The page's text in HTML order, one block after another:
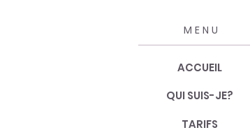
MENU
ACCUEIL
QUI SUIS-JE?
TARIFS